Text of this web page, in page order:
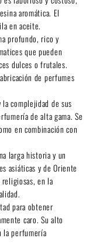
aromática. El
en aceite.
profundo, rico y
que pueden
dulces o frutales.
de perfumes
complejidad de sus
de alta gama. Se
en combinación con
larga historia y un
asiáticas y de Oriente
en la
para obtener
caro. Su alto
la perfumería